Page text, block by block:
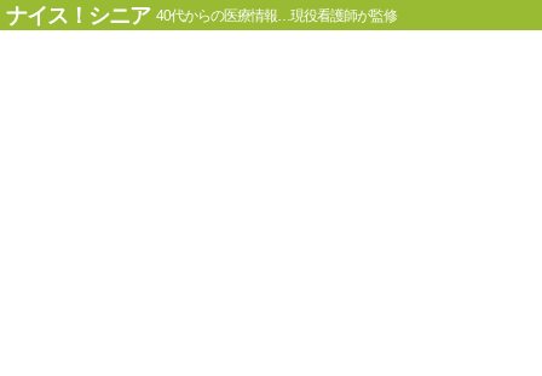
ナイス！シニア 40代からの医療情報…現役看護師が監修